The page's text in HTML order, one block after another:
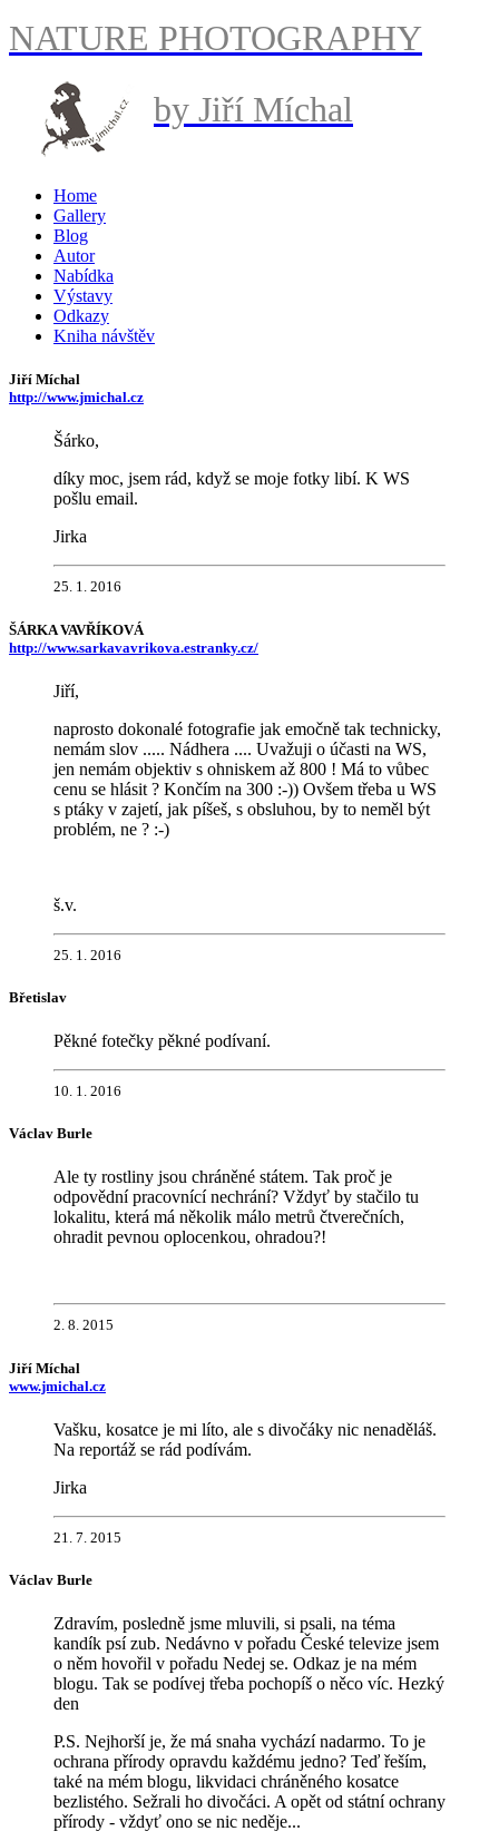
NATURE PHOTOGRAPHY
by Jiří Míchal
Home
Gallery
Blog
Autor
Nabídka
Výstavy
Odkazy
Kniha návštěv
Jiří Míchal
http://www.jmichal.cz
Šárko,
díky moc, jsem rád, když se moje fotky libí. K WS
pošlu email.
Jirka
25. 1. 2016
ŠÁRKA VAVŘÍKOVÁ
http://www.sarkavavrikova.estranky.cz/
Jiří,
naprosto dokonalé fotografie jak emočně tak technicky,
nemám slov ..... Nádhera .... Uvažuji o účasti na WS,
jen nemám objektiv s ohniskem až 800 ! Má to vůbec
cenu se hlásit ? Končím na 300 :-)) Ovšem třeba u WS
s ptáky v zajetí, jak píšeš, s obsluhou, by to neměl být
problém, ne ? :-)
š.v.
25. 1. 2016
Břetislav
Pěkné fotečky pěkné podívaní.
10. 1. 2016
Václav Burle
Ale ty rostliny jsou chráněné státem. Tak proč je
odpovědní pracovnící nechrání? Vždyť by stačilo tu
lokalitu, která má několik málo metrů čtverečních,
ohradit pevnou oplocenkou, ohradou?!
2. 8. 2015
Jiří Míchal
www.jmichal.cz
Vašku, kosatce je mi líto, ale s divočáky nic nenaděláš.
Na reportáž se rád podívám.
Jirka
21. 7. 2015
Václav Burle
Zdravím, posledně jsme mluvili, si psali, na téma
kandík psí zub. Nedávno v pořadu České televize jsem
o něm hovořil v pořadu Nedej se. Odkaz je na mém
blogu. Tak se podívej třeba pochopíš o něco víc. Hezký
den
P.S. Nejhorší je, že má snaha vychází nadarmo. To je
ochrana přírody opravdu každému jedno? Teď řeším,
také na mém blogu, likvidaci chráněného kosatce
bezlistého. Sežrali ho divočáci. A opět od státní ochrany
přírody - vždyť ono se nic neděje...